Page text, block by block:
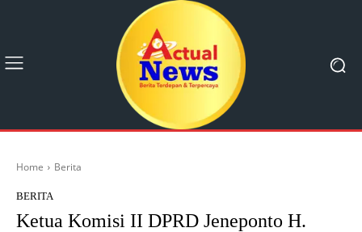
Home Berita
BERITA
Ketua Komisi II DPRD Jeneponto H.